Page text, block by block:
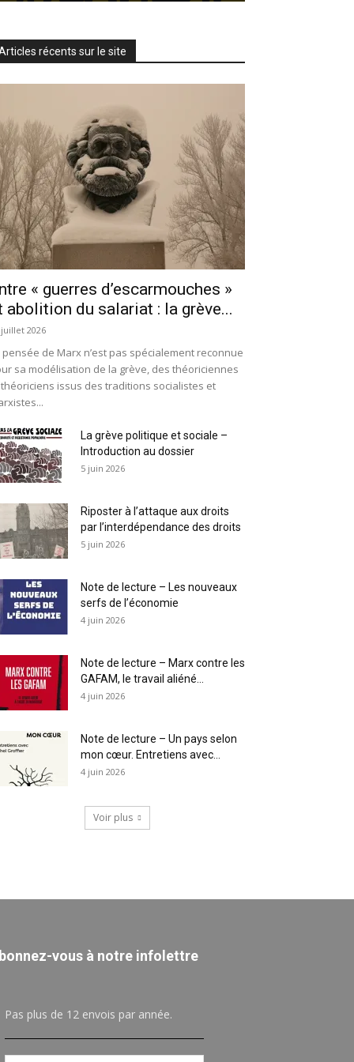
récents sur le site
« guerres d’escarmouches »
abolition du salariat : la grève...
juillet 2026
pensée de Marx n’est pas spécialement reconnue
sa modélisation de la grève, des théoriciennes
issus des traditions socialistes et
La grève politique et sociale –
Introduction au dossier
5 juin 2026
Riposter à l’attaque aux droits
par l’interdépendance des droits
5 juin 2026
Note de lecture – Les nouveaux
serfs de l’économie
4 juin 2026
Note de lecture – Marx contre les
GAFAM, le travail aliéné...
4 juin 2026
Note de lecture – Un pays selon
mon cœur. Entretiens avec...
4 juin 2026
Voir plus
vous à notre infolettre
Pas plus de 12 envois par année.